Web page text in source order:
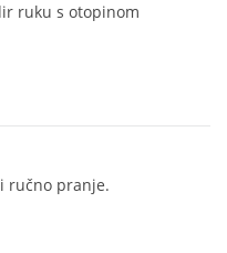
ruku s otopinom
ručno pranje.